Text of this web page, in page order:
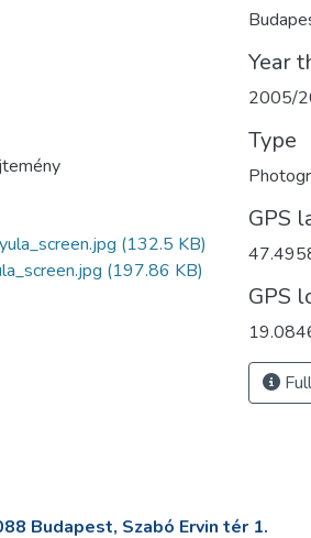
(132.5 KB)
(197.86 KB)
Year
2005/
Type
GPS
GPS
Budapest, Szabó Ervin tér 1.